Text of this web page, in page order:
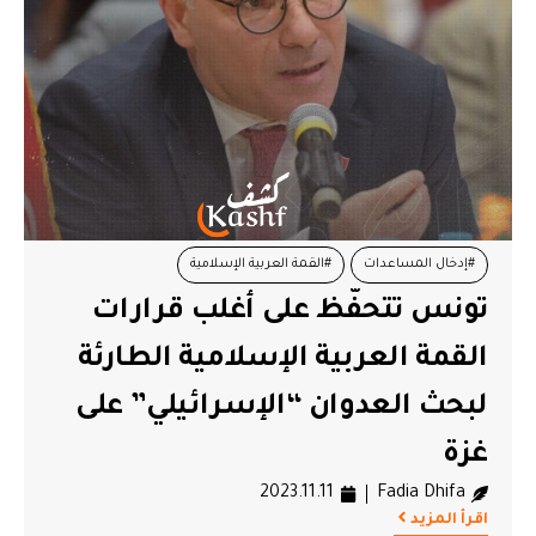
#إدخال المساعدات #القمة العربية الإسلامية
#دعم فلسطين #وزارة الخارجية #وقف إطلاق النار
تونس تتحفّظ على أغلب قرارات
القمة العربية الإسلامية الطارئة
لبحث العدوان “الإسرائيلي” على
غزة
Fadia Dhifa
2023.11.11
اقرأ المزيد